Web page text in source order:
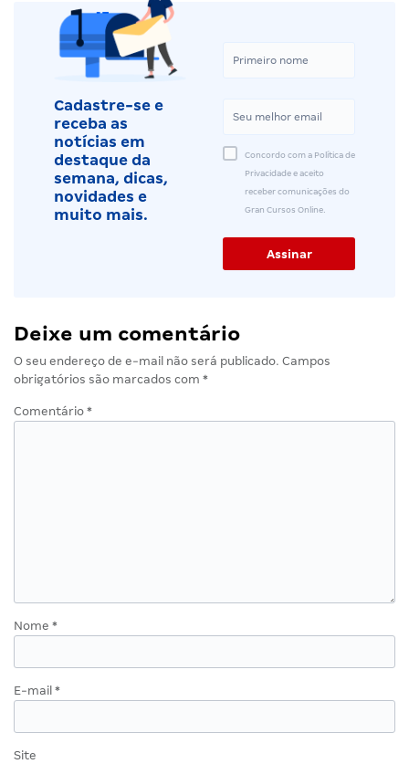
Cadastre-se e
receba as
notícias em
destaque da
semana, dicas,
novidades e
muito mais.
Concordo com a Política de
Privacidade e aceito
receber comunicações do
Gran Cursos Online.
Deixe um comentário
O seu endereço de e-mail não será publicado. Campos
obrigatórios são marcados com *
Comentário *
Nome *
E-mail *
Site